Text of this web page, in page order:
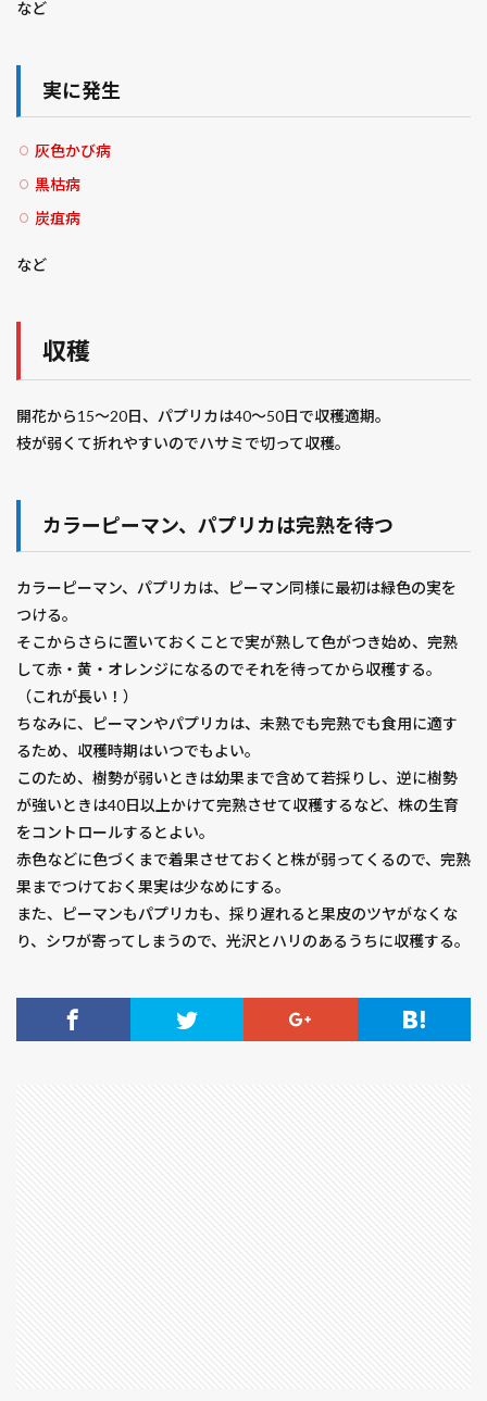
など
実に発生
灰色かび病
黒枯病
炭疽病
など
収穫
開花から15〜20日、パプリカは40〜50日で収穫適期。
枝が弱くて折れやすいのでハサミで切って収穫。
カラーピーマン、パプリカは完熟を待つ
カラーピーマン、パプリカは、ピーマン同様に最初は緑色の実を
つける。
そこからさらに置いておくことで実が熟して色がつき始め、完熟
して赤・黄・オレンジになるのでそれを待ってから収穫する。
（これが長い！）
ちなみに、ピーマンやパプリカは、未熟でも完熟でも食用に適す
るため、収穫時期はいつでもよい。
このため、樹勢が弱いときは幼果まで含めて若採りし、逆に樹勢
が強いときは40日以上かけて完熟させて収穫するなど、株の生育
をコントロールするとよい。
赤色などに色づくまで着果させておくと株が弱ってくるので、完熟
果までつけておく果実は少なめにする。
また、ピーマンもパプリカも、採り遅れると果皮のツヤがなくな
り、シワが寄ってしまうので、光沢とハリのあるうちに収穫する。